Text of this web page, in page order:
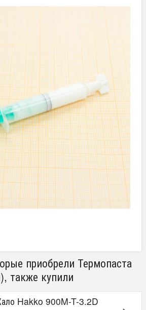
приобрели Термопаста
также купили
Hakko 900M-T-3.2D